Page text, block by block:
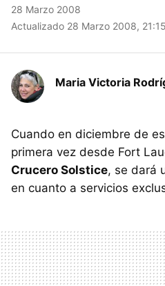
28 Marzo 2008
Actualizado 28 Marzo 2008, 21:15
Maria Victoria
Cuando en diciembre de
primera vez desde Fort
Crucero Solstice, se dará
en cuanto a servicios